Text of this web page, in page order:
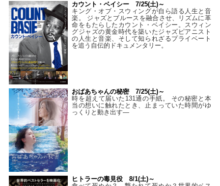
カウント・ベイシー 7/25(土)～
キング・オブ・スウィングが自ら語る人生と音
楽。 ジャズとブルースを融合させ、リズムに革
命をもたらしたカウント・ベイシー。スウィン
グジャズの黄金時代を築いたジャズピアニスト
の人生と音楽、そして知られざるプライベート
を追う自伝的ドキュメンタリー。
おばあちゃんの秘密 7/25(土)～
時を超えて届いた131通の手紙。 その秘密と本
当の想いに触れたとき、止まっていた時間がゆ
っくりと動き出す―
ヒトラーの毒見役 8/1(土)～